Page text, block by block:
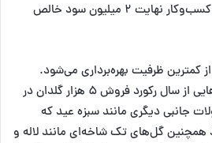
میلیون تومانی کارگر صاحب کسب‌وکار نهایت ۲ میلیون سود خالص
کمترین ظرفیت بهره‌برداری می‌شود.
گلخانه‌های کوچک در فصل‌هایی از سال رکورد فروش ۵ هزار گلدان در
جانبی دیگری مانند سبزه عید که
دارد همچنین گل‌های تک شاخه‌ای مانند لاله و